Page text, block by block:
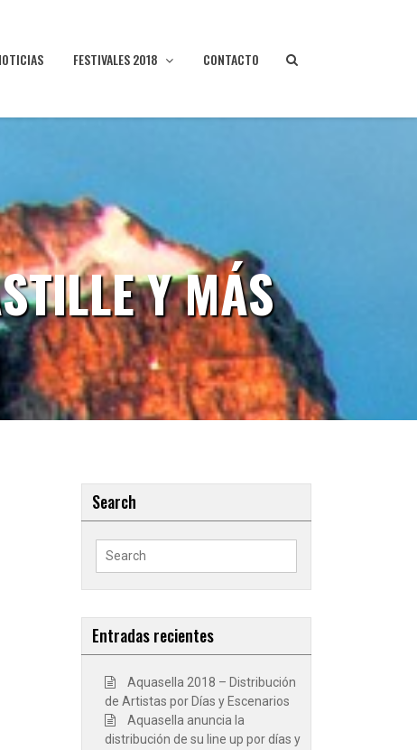
FESTIVALES 2018 CONTACTO
Y MÁS
Search
Search
Entradas recientes
Aquasella 2018 – Distribución
de Artistas por Días y Escenarios
Aquasella anuncia la
distribución de su line up por días y